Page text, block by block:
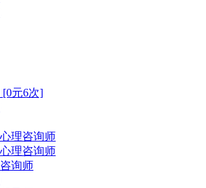
[0元6次]
理咨询师
理咨询师
询师